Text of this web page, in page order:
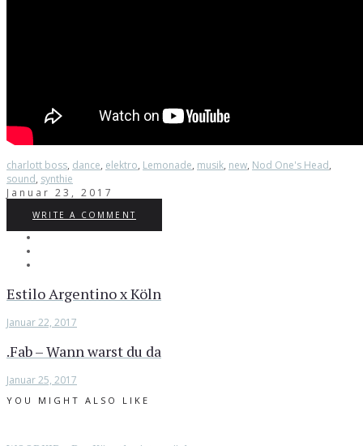
charlott boss, dance, elektro, Lemonade, musik, new, Nod One's Head,
sound, synthie
Januar 23, 2017
WRITE A COMMENT
Estilo Argentino x Köln
Januar 22, 2017
.Fab – Wann warst du da
Januar 25, 2017
YOU MIGHT ALSO LIKE